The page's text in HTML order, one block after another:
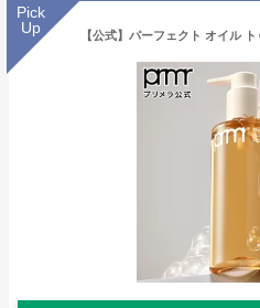
Pick
Up